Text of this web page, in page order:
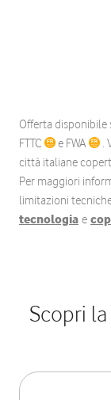
Offerta disponibile
FTTC
e FWA
.
città italiane
Per maggiori
limitazioni
tecnologia e
Scopri